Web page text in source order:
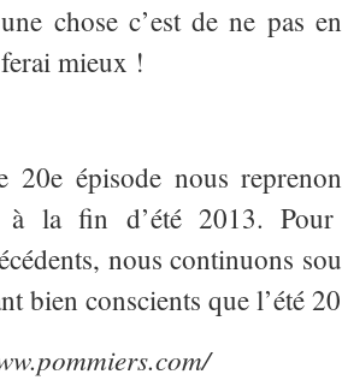
chose c’est de ne pas
mieux !
20e épisode nous
à la fin d’été 2013.
nous continuons
bien conscients que l’été